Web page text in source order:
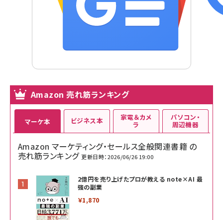
Amazon 売れ筋ランキング
マーケ本
Amazon マーケティング・セールス全般関連書籍 の
売れ筋ランキング 更新日時：2026/06/26 19:00
2億円を売り上げたプロが教える note×AI 最
強の副業
￥1,870
ビジネス本 家電＆カメ
ラ
パソコン・
周辺機器